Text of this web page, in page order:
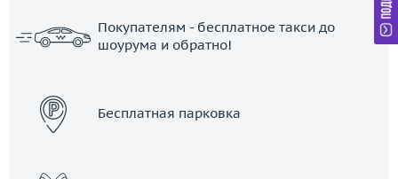
Покупателям - бесплатное такси до
шоурума и обратно!
Бесплатная парковка